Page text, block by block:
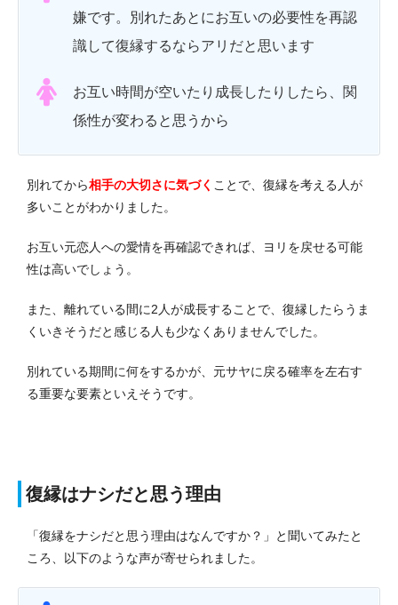
嫌です。別れたあとにお互いの必要性を再認
識して復縁するならアリだと思います
お互い時間が空いたり成長したりしたら、関
係性が変わると思うから
別れてから相手の大切さに気づく ことで、復縁を考える人が
多いことがわかりました。
お互い元恋人への愛情を再確認できれば、ヨリを戻せる可能
性は高いでしょう。
また、離れている間に2人が成長することで、復縁したらうま
くいきそうだと感じる人も少なくありませんでした。
別れている期間に何をするかが、元サヤに戻る確率を左右す
る重要な要素といえそうです。
復縁はナシだと思う理由
「復縁をナシだと思う理由はなんですか？」と聞いてみたと
ころ、以下のような声が寄せられました。